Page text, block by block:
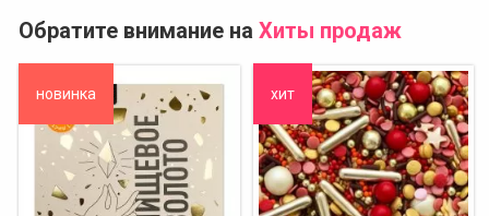
Обратите внимание на Хиты продаж
новинка хит